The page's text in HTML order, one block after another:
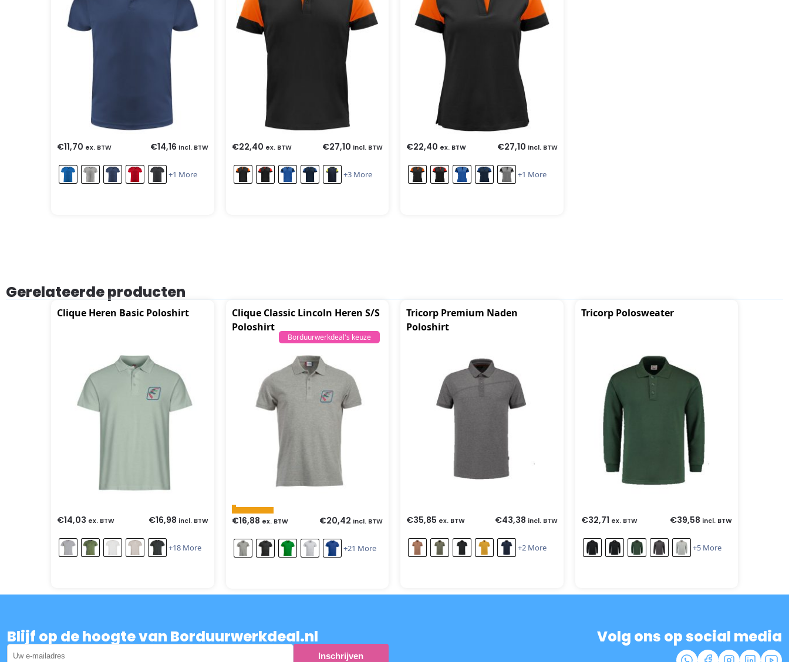
€11,70 ex. BTW €14,16 incl. BTW
+1 More
€22,40 ex. BTW €27,10 incl. BTW
+3 More
€22,40 ex. BTW €27,10 incl. BTW
+1 More
Gerelateerde producten
Clique Heren Basic Poloshirt
€14,03 ex. BTW €16,98 incl. BTW
+18 More
Clique Classic Lincoln Heren S/S
Poloshirt
Borduurwerkdeal's keuze
€16,88 ex. BTW €20,42 incl. BTW
+21 More
Tricorp Premium Naden
Poloshirt
€35,85 ex. BTW €43,38 incl. BTW
+2 More
Tricorp Polosweater
€32,71 ex. BTW €39,58 incl. BTW
+5 More
Blijf op de hoogte van Borduurwerkdeal.nl Volg ons op social media